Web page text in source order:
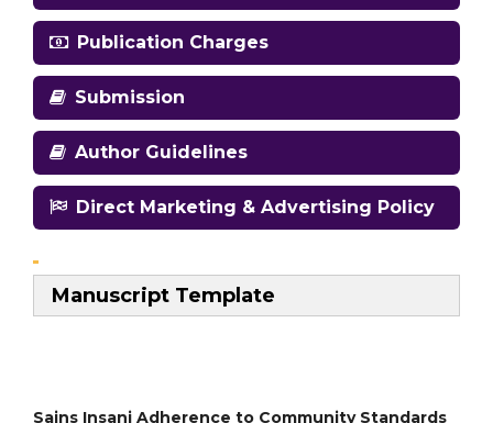
Publication Charges
Submission
Author Guidelines
Direct Marketing & Advertising Policy
Manuscript Template
Sains Insani Adherence to Community Standards